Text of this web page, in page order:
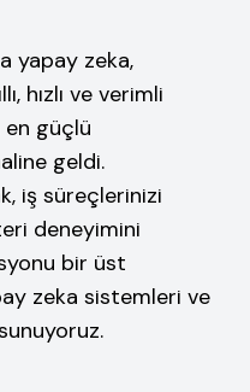
yapay zeka,
hızlı ve verimli
en güçlü
geldi.
iş süreçlerinizi
deneyimini
bir üst
zeka sistemleri ve